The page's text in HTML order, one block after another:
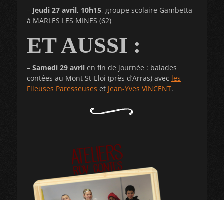
– Jeudi 27 avril, 10h15, groupe scolaire Gambetta
à MARLES LES MINES (62)
ET AUSSI :
– Samedi 29 avril en fin de journée : balades
contées au Mont St-Eloi (près d’Arras) avec les
Fileuses Paresseuses et Jean-Yves VINCENT.